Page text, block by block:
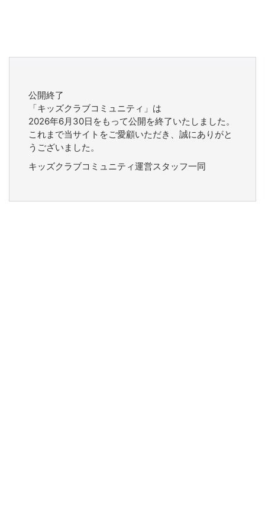
公開終了
「キッズクラブコミュニティ」は
2026年6月30日をもって公開を終了いたしました。
これまで当サイトをご愛顧いただき、誠にありがと
うございました。
キッズクラブコミュニティ運営スタッフ一同